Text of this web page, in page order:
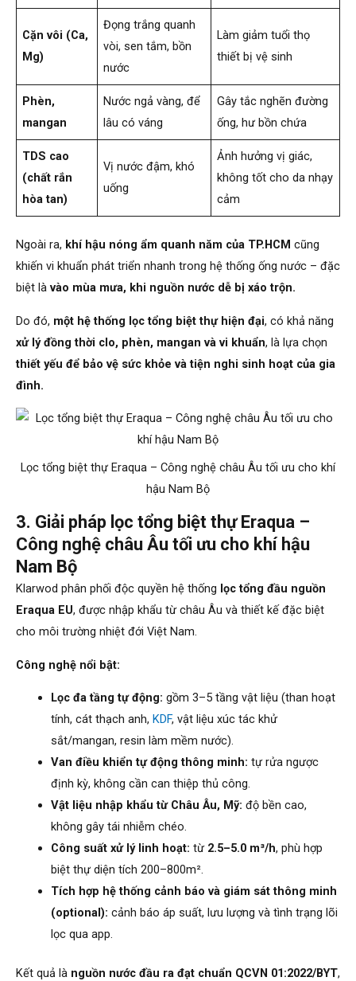
Cặn vôi (Ca,
Mg)
Đọng trắng quanh
vòi, sen tắm, bồn
nước
Làm giảm tuổi thọ
thiết bị vệ sinh
Phèn,
mangan
Nước ngả vàng, để
lâu có váng
Gây tắc nghẽn đường
ống, hư bồn chứa
TDS cao
(chất rắn
hòa tan)
Vị nước đậm, khó
uống
Ảnh hưởng vị giác,
không tốt cho da nhạy
cảm
Ngoài ra, khí hậu nóng ẩm quanh năm của TP.HCM cũng
khiến vi khuẩn phát triển nhanh trong hệ thống ống nước – đặc
biệt là vào mùa mưa, khi nguồn nước dễ bị xáo trộn.
Do đó, một hệ thống lọc tổng biệt thự hiện đại, có khả năng
xử lý đồng thời clo, phèn, mangan và vi khuẩn, là lựa chọn
thiết yếu để bảo vệ sức khỏe và tiện nghi sinh hoạt của gia
đình.
Lọc tổng biệt thự Eraqua – Công nghệ châu Âu tối ưu cho khí
hậu Nam Bộ
3. Giải pháp lọc tổng biệt thự Eraqua –
Công nghệ châu Âu tối ưu cho khí hậu
Nam Bộ
Klarwod phân phối độc quyền hệ thống lọc tổng đầu nguồn
Eraqua EU, được nhập khẩu từ châu Âu và thiết kế đặc biệt
cho môi trường nhiệt đới Việt Nam.
Công nghệ nổi bật:
Lọc đa tầng tự động: gồm 3–5 tầng vật liệu (than hoạt
tính, cát thạch anh, KDF, vật liệu xúc tác khử
sắt/mangan, resin làm mềm nước).
Van điều khiển tự động thông minh: tự rửa ngược
định kỳ, không cần can thiệp thủ công.
Vật liệu nhập khẩu từ Châu Âu, Mỹ: độ bền cao,
không gây tái nhiễm chéo.
Công suất xử lý linh hoạt: từ 2.5–5.0 m³/h, phù hợp
biệt thự diện tích 200–800m².
Tích hợp hệ thống cảnh báo và giám sát thông minh
(optional): cảnh báo áp suất, lưu lượng và tình trạng lõi
lọc qua app.
Kết quả là nguồn nước đầu ra đạt chuẩn QCVN 01:2022/BYT,